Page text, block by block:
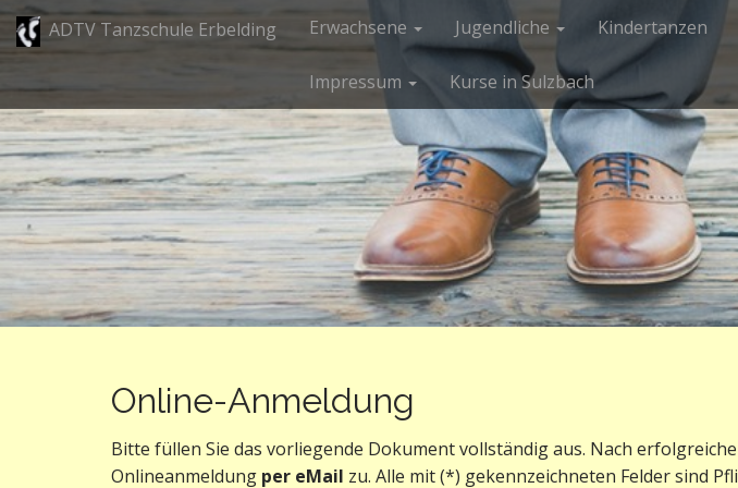
Main menu
Skip to content
ADTV Tanzschule Erbelding Erwachsene Jugendliche Kindertanzen
Impressum Kurse in Sulzbach
Online-Anmeldung
Bitte füllen Sie das vorliegende Dokument vollständig aus. Nach
Onlineanmeldung per eMail zu. Alle mit (*) gekennzeichneten Felder sind